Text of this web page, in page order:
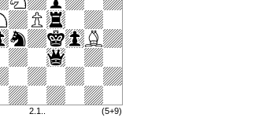
2.1.. (5+9)